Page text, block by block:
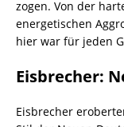
zogen. Von der
energetischen
hier war für jeden
Eisbrecher:
Eisbrecher